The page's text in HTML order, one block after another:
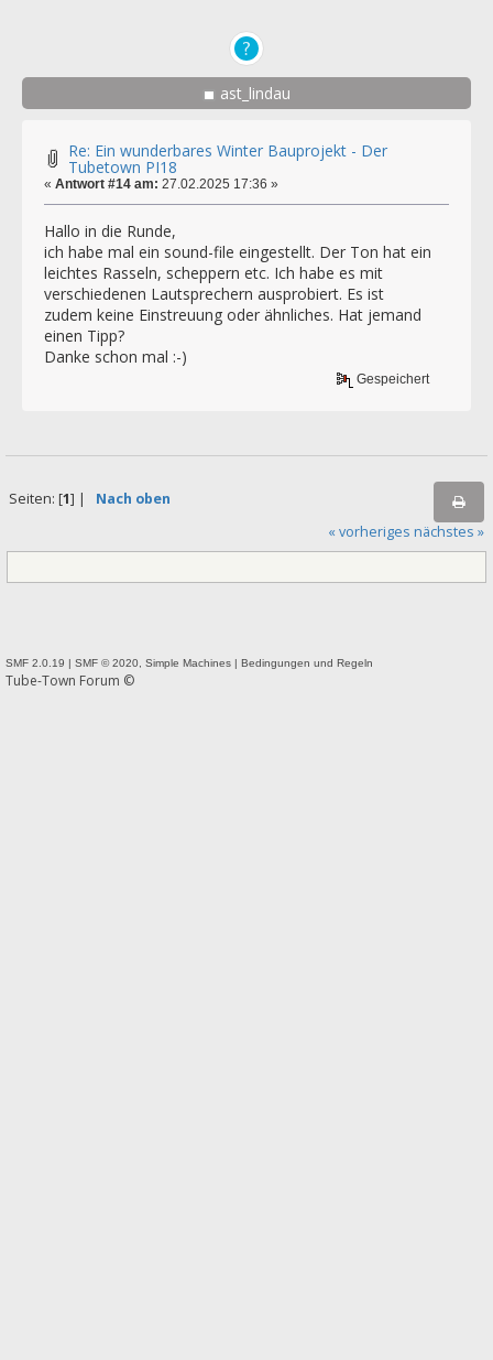
ast_lindau
Re: Ein wunderbares Winter Bauprojekt - Der
Tubetown PI18
« Antwort #14 am: 27.02.2025 17:36 »
Hallo in die Runde,
ich habe mal ein sound-file eingestellt. Der Ton hat ein
leichtes Rasseln, scheppern etc. Ich habe es mit
verschiedenen Lautsprechern ausprobiert. Es ist
zudem keine Einstreuung oder ähnliches. Hat jemand
einen Tipp?
Danke schon mal :-)
Gespeichert
Seiten: [1] | Nach oben
« vorheriges nächstes »
SMF 2.0.19 | SMF © 2020 Simple Machines | Bedingungen und Regeln
Tube-Town Forum ©